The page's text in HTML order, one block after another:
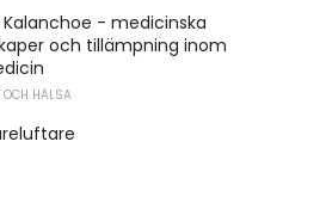
Kalanchoe - medicinska
och tillämpning inom
OCH HÄLSA